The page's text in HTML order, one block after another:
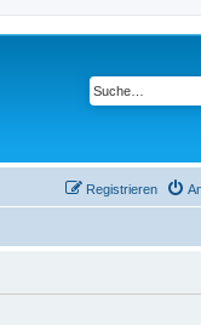
Registrieren